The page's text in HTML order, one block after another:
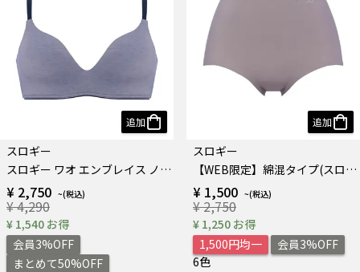
追加
スロギー
スロギー ワオ エンブレイス ノンワイヤーブラジャー HP
¥ 2,750
¥ 4,290
¥ 1,540 お得
会員3%OFF
まとめて50%OFF
追加
スロギー
【WEB限定】綿混タイプ(スロギーG028) マキシショーツ
¥ 1,500
¥ 2,750
¥ 1,250 お得
1,500円均一
会員3%OFF
6色